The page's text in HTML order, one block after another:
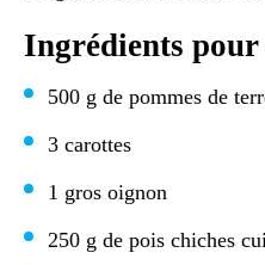
Ingrédients pour
500 g de pommes de
3 carottes
1 gros oignon
250 g de pois chiches